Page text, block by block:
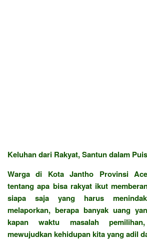
Keluhan dari Rakyat, Santun dalam
Warga di Kota Jantho Provinsi
tentang apa bisa rakyat ikut
siapa saja yang harus
melaporkan, berapa banyak uang
kapan waktu masalah
mewujudkan kehidupan kita yang adil